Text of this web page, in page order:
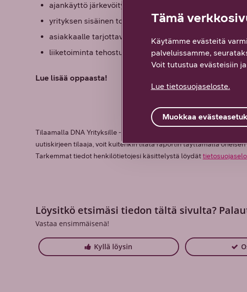
ajankäyttö järkevöityy
yrityksen sisäinen toiminta piristyy
asiakkaalle tarjottava palvelu paranee
liiketoiminta tehostuu.
Lue lisää oppaasta!
Tilaamalla DNA Yrityksille -uutiskirjeen saat sähköpostiisi
uutiskirjeen tilaaja, voit kuitenkin tilata raportin täyttämällä
Tarkemmat tiedot henkilötietojesi käsittelystä löydät
Löysitkö etsimäsi tiedon tältä sivulta?
Vastaa ensimmäisenä!
Kyllä löysin
Tämä
Käytämme evästeitä
palveluissamme,
Voit tutustua evästeisiin
Lue tietosuojaseloste.
Muokkaa